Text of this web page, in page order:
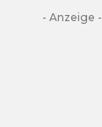
- Anzeige -